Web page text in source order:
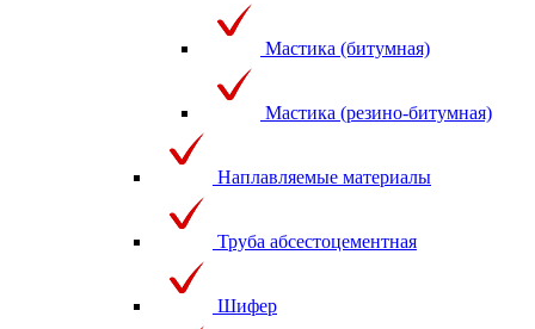
Мастика (битумная)
Мастика (резино-битумная)
Наплавляемые материалы
Труба абсестоцементная
Шифер